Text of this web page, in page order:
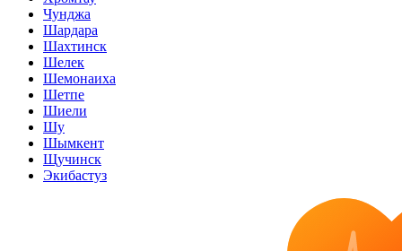
Чунджа
Шардара
Шахтинск
Шелек
Шемонаиха
Шетпе
Шиели
Шу
Шымкент
Щучинск
Экибастуз